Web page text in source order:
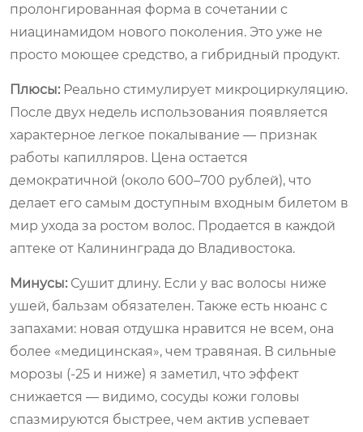
пролонгированная форма в сочетании с
ниацинамидом нового поколения. Это уже не
просто моющее средство, а гибридный продукт.
Плюсы: Реально стимулирует микроциркуляцию.
После двух недель использования появляется
характерное легкое покалывание — признак
работы капилляров. Цена остается
демократичной (около 600–700 рублей), что
делает его самым доступным входным билетом в
мир ухода за ростом волос. Продается в каждой
аптеке от Калининграда до Владивостока.
Минусы: Сушит длину. Если у вас волосы ниже
ушей, бальзам обязателен. Также есть нюанс с
запахами: новая отдушка нравится не всем, она
более «медицинская», чем травяная. В сильные
морозы (-25 и ниже) я заметил, что эффект
снижается — видимо, сосуды кожи головы
спазмируются быстрее, чем актив успевает